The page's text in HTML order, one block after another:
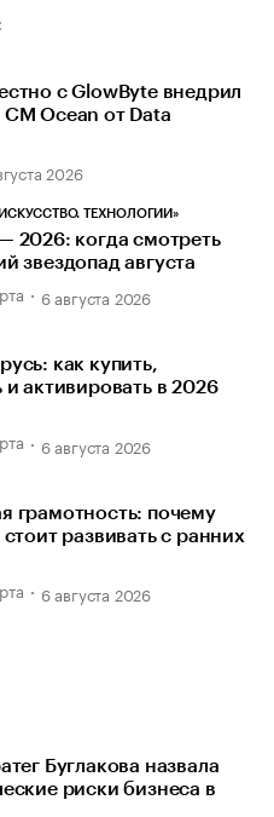
с GlowByte внедрил
Ocean от Data
2026
ТЕХНОЛОГИИ»
2026: когда смотреть
звездопад августа
6 августа 2026
как купить,
и активировать в 2026
6 августа 2026
грамотность: почему
развивать с ранних
6 августа 2026
Буглакова назвала
риски бизнеса в